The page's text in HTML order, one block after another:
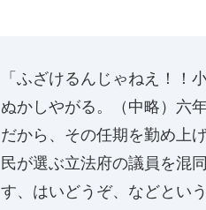
「ふざけるんじゃねえ！！
ぬかしやがる。（中略）六
だから、その任期を勤め上
民が選ぶ立法府の議員を混
す、はいどうぞ、などとい